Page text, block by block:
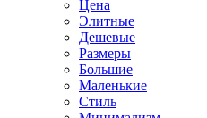
Цена
Элитные
Дешевые
Размеры
Большие
Маленькие
Стиль